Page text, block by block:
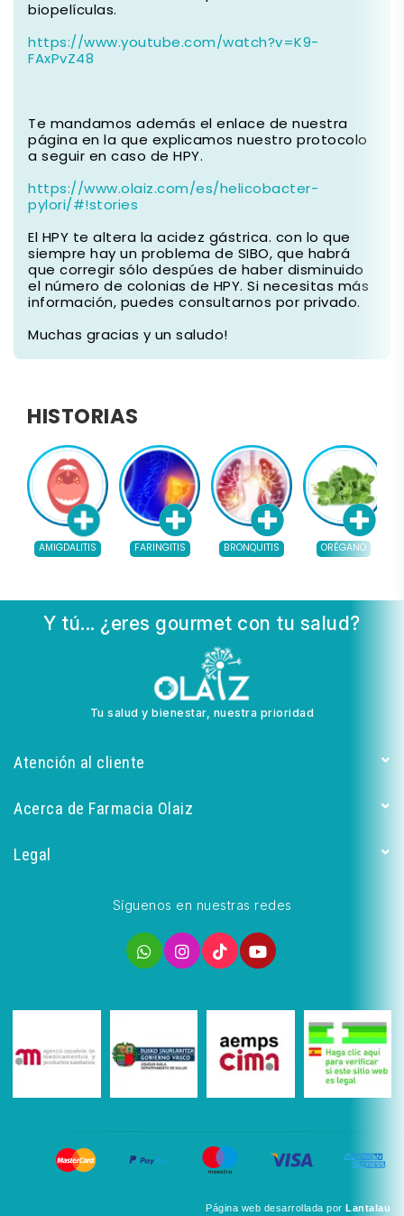
biopelículas.
https://www.youtube.com/watch?v=K9-
FAxPvZ48
Te mandamos además el enlace de nuestra
página en la que explicamos nuestro protocolo
a seguir en caso de HPY.
https://www.olaiz.com/es/helicobacter-
pylori/#!stories
El HPY te altera la acidez gástrica. con lo que
siempre hay un problema de SIBO, que habrá
que corregir sólo despúes de haber disminuido
el número de colonias de HPY. Si necesitas más
información, puedes consultarnos por privado.
Muchas gracias y un saludo!
HISTORIAS
AMIGDALITIS FARINGITIS BRONQUITIS ORÉGANO
Y tú... ¿eres gourmet con tu salud?
Tu salud y bienestar, nuestra prioridad
Atención al cliente
Acerca de Farmacia Olaiz
Legal
Síguenos en nuestras redes
Página web desarrollada por Lantalau